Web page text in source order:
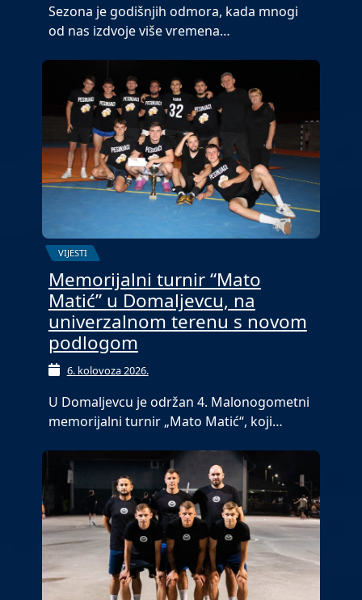
Sezona je godišnjih odmora, kada mnogi
od nas izdvoje više vremena…
VIJESTI
Memorijalni turnir “Mato
Matić” u Domaljevcu, na
univerzalnom terenu s novom
podlogom
6. kolovoza 2026.
U Domaljevcu je održan 4. Malonogometni
memorijalni turnir „Mato Matić“, koji…